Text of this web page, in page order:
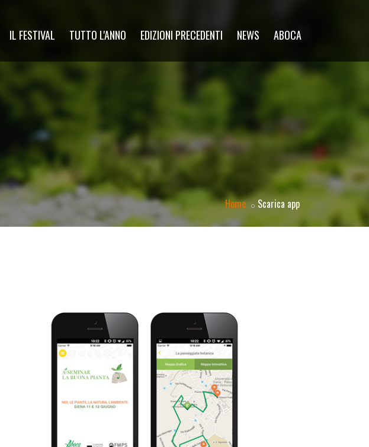
IL FESTIVAL TUTTO L'ANNO EDIZIONI PRECEDENTI NEWS ABOCA
Home Scarica app